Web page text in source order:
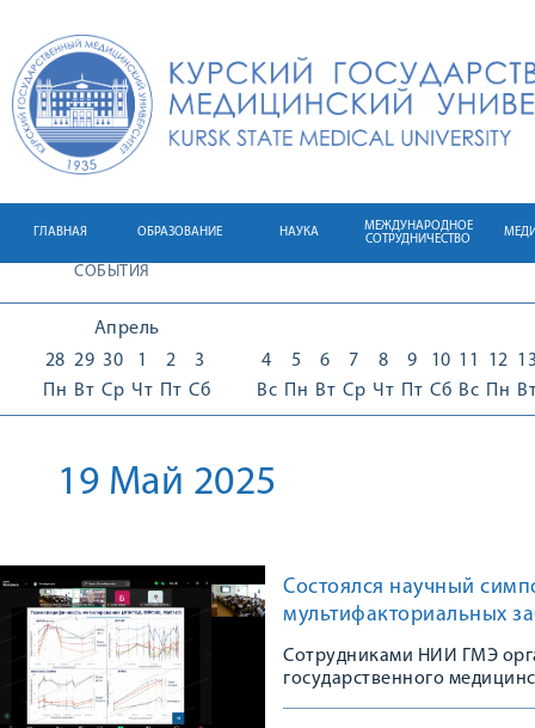
ГЛАВНАЯ ОБРАЗОВАНИЕ НАУКА
МЕЖДУНАРОДНОЕ
СОТРУДНИЧЕСТВО
СОБЫТИЯ
Апрель
28
Пн
29
Вт
30
Ср
1
Чт
2
Пт
3
Сб
4
Вс
5
Пн
6
Вт
7
Ср
8
Чт
9
Пт
10
Сб
11
Вс
12
Пн
19 Май 2025
Состоялся научный
мультифакториальных
Сотрудниками НИИ ГМЭ
государственного